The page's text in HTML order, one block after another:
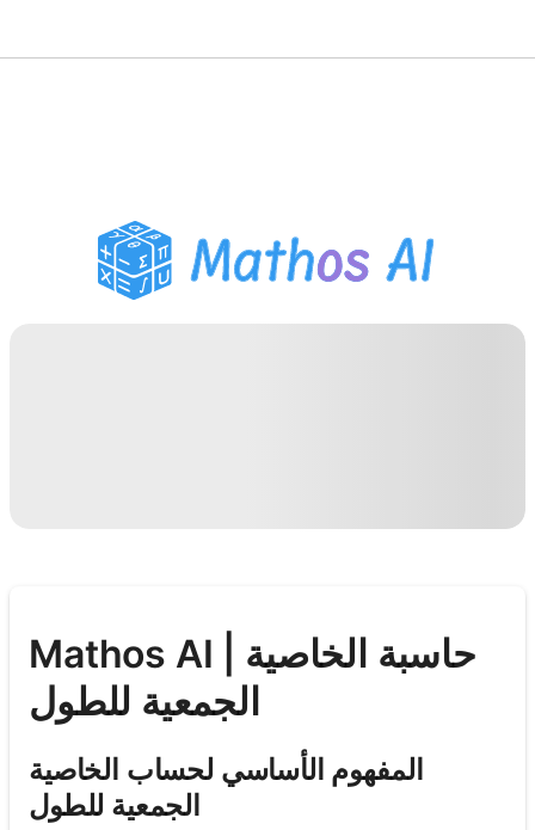
مساعد واجبات PDF
أدوات الدراسة
Mathos AI | حاسبة الخاصية
الجمعية للطول
المفهوم الأساسي لحساب الخاصية
الجمعية للطول